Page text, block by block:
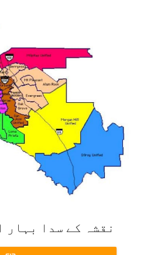
نقشہ کے سدا بہار